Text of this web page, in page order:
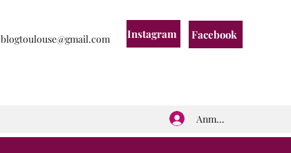
blogtoulouse@gmail.com Instagram Facebook
Anmelden